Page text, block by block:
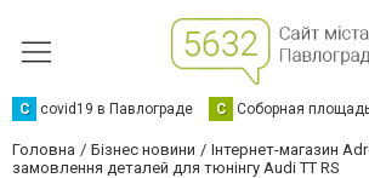
C covid19 в Павлограде С Соборная
Головна Бізнес новини
Інтернет-магазин
замовлення деталей для тюнінгу Audi TT RS